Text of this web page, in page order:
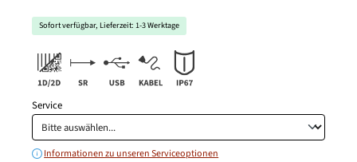
Sofort verfügbar, Lieferzeit: 1-3 Werktage
Service
Informationen zu unseren Serviceoptionen